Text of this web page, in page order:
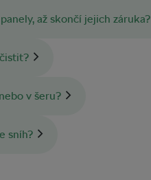
až skončí jejich záruka?
v šeru?
sníh?